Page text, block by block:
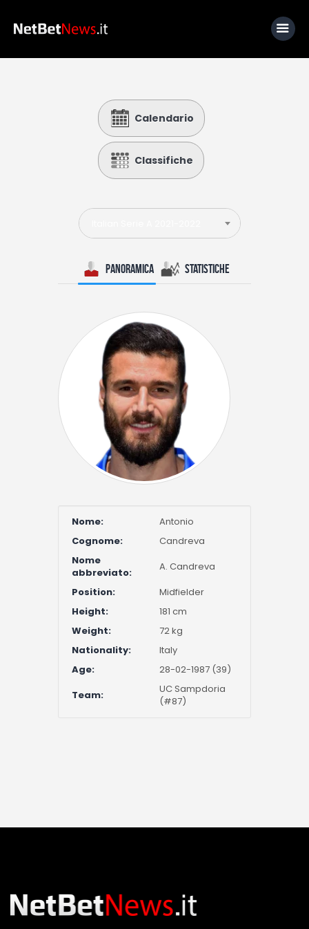
Calcio
Basket
Tennis
Lo Sapevi Che
I consigli di Giulia
Calendario
Classifiche
Panoramica Statistiche
Nome:
Antonio
Cognome:
Candreva
Nome
abbreviato:
A. Candreva
Position:
Midfielder
Height:
181 cm
Weight:
72 kg
Nationality:
Italy
Age:
28-02-1987 (39)
Team:
UC Sampdoria
(#87)